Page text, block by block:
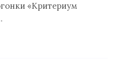
«Критериум